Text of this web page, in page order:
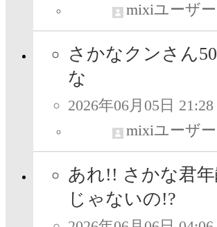
mixiユーザー
さかなクンさん
な
2026年06月05日 21:28
mixiユーザー
あれ!! さかな君年
じゃないの!?